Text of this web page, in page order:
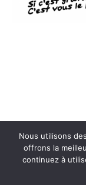
Copyright ©
Nous utilisons
offrons la
continuez à